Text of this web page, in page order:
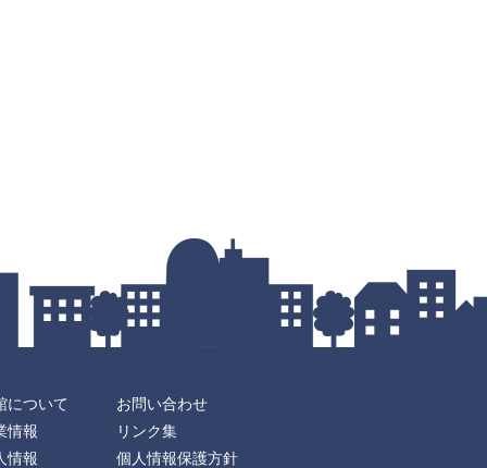
について
情報
情報
お問い合わせ
リンク集
個人情報保護方針